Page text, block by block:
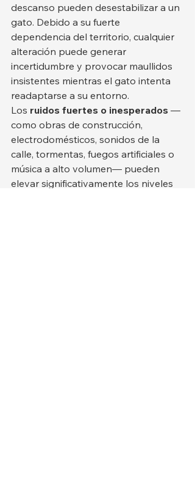
descanso pueden desestabilizar a un
gato. Debido a su fuerte
dependencia del territorio, cualquier
alteración puede generar
incertidumbre y provocar maullidos
insistentes mientras el gato intenta
readaptarse a su entorno.
Los ruidos fuertes o inesperados —
como obras de construcción,
electrodomésticos, sonidos de la
calle, tormentas, fuegos artificiales o
música a alto volumen— pueden
elevar significativamente los niveles